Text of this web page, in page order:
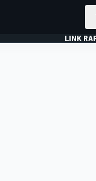
LINK